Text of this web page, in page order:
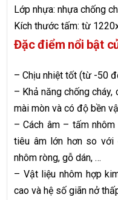
Lớp nhựa: nhựa chống
Kích thước tấm: từ
Đặc điểm nổi bật
– Chịu nhiệt tốt (từ -50
– Khả năng chống cháy,
mài mòn và có độ bền
– Cách âm – tấm
tiêu âm lớn hơn so với
nhôm ròng, gỗ dán, …
– Vật liệu nhôm hợp
cao và hệ số giãn nở